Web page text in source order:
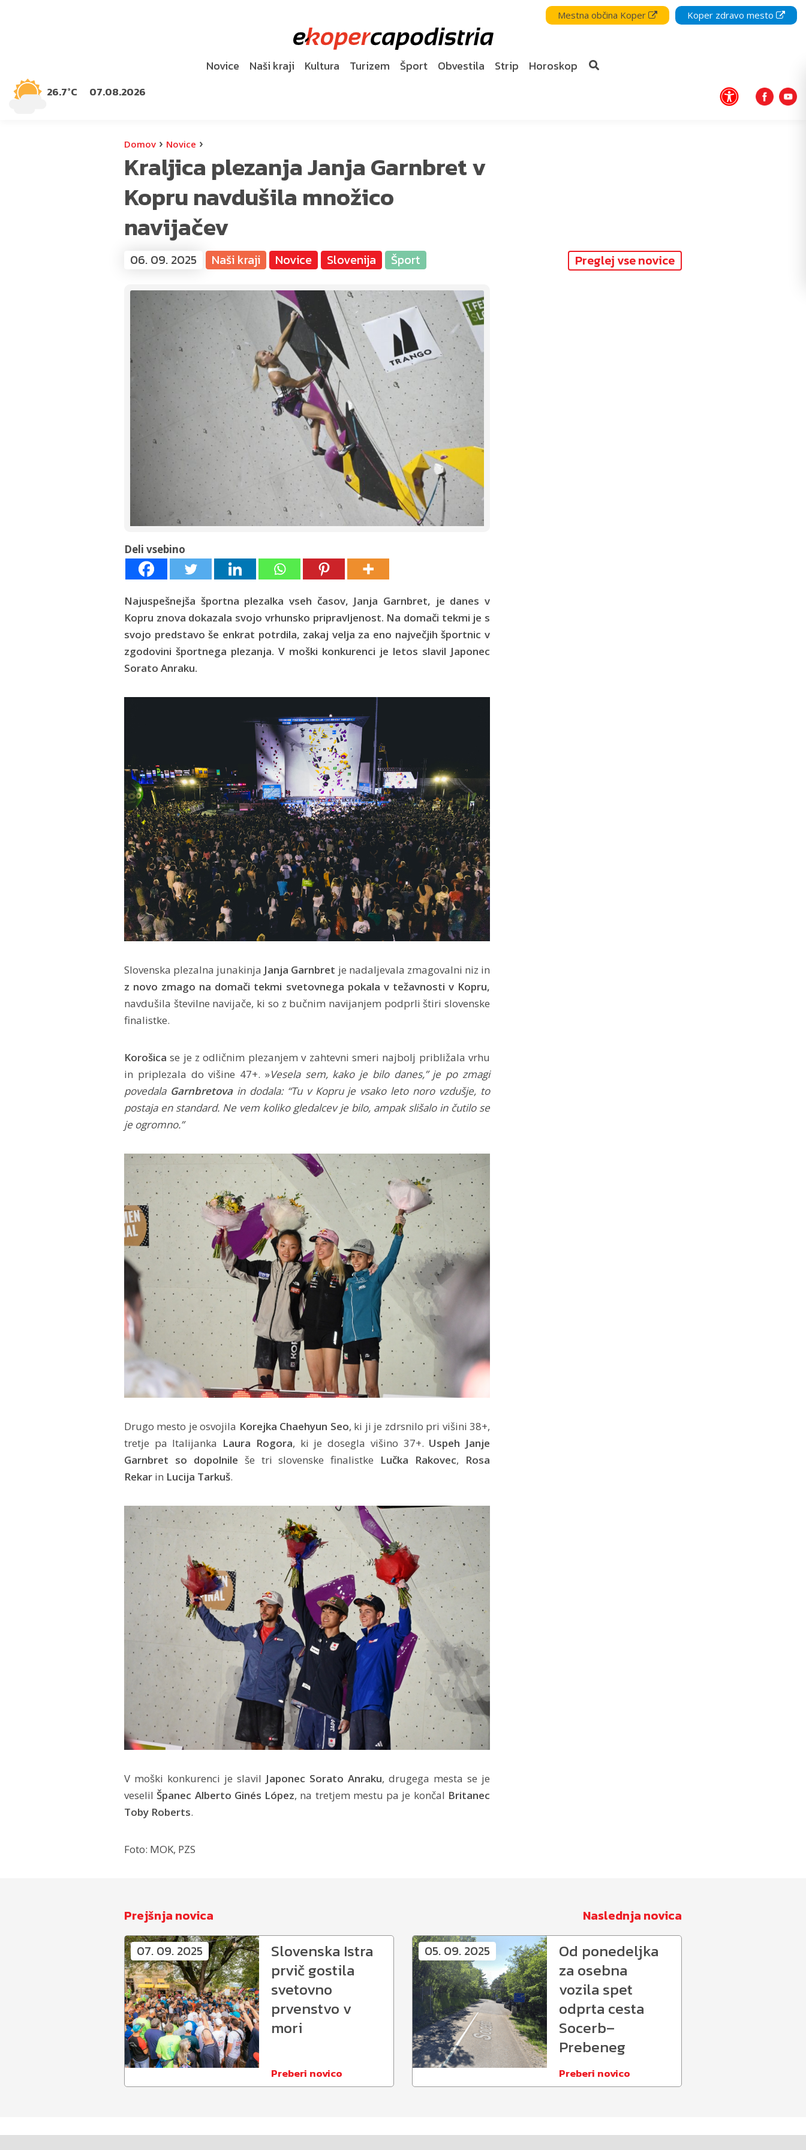
Mestna občina Koper Koper zdravo mesto
26.7°C 07.08.2026
Novice Naši kraji Kultura Turizem Šport Obvestila Strip Horoskop
Domov › Novice ›
Kraljica plezanja Janja Garnbret v
Kopru navdušila množico
navijačev
06. 09. 2025 Naši kraji Novice Slovenija Šport Preglej vse novice
Deli vsebino
Najuspešnejša športna plezalka vseh časov, Janja Garnbret, je danes v
Kopru znova dokazala svojo vrhunsko pripravljenost. Na domači tekmi je s
svojo predstavo še enkrat potrdila, zakaj velja za eno največjih športnic v
zgodovini športnega plezanja. V moški konkurenci je letos slavil Japonec
Sorato Anraku.
Slovenska plezalna junakinja Janja Garnbret je nadaljevala zmagovalni niz in
z novo zmago na domači tekmi svetovnega pokala v težavnosti v Kopru,
navdušila številne navijače, ki so z bučnim navijanjem podprli štiri slovenske
finalistke.
Korošica se je z odličnim plezanjem v zahtevni smeri najbolj približala vrhu
in priplezala do višine 47+. »Vesela sem, kako je bilo danes,” je po zmagi
povedala Garnbretova in dodala: “Tu v Kopru je vsako leto noro vzdušje, to
postaja en standard. Ne vem koliko gledalcev je bilo, ampak slišalo in čutilo se
je ogromno.”
Drugo mesto je osvojila Korejka Chaehyun Seo, ki ji je zdrsnilo pri višini 38+,
tretje pa Italijanka Laura Rogora, ki je dosegla višino 37+. Uspeh Janje
Garnbret so dopolnile še tri slovenske finalistke Lučka Rakovec, Rosa
Rekar in Lucija Tarkuš.
V moški konkurenci je slavil Japonec Sorato Anraku, drugega mesta se je
veselilŠpanec Alberto Ginés López, na tretjem mestu pa je končal Britanec
Toby Roberts.
Foto: MOK, PZS
Prejšnja novica
Naslednja novica
07. 09. 2025
Slovenska Istra
prvič gostila
svetovno
prvenstvo v
mori
Preberi novico
05. 09. 2025
Od ponedeljka
za osebna
vozila spet
odprta cesta
Socerb–
Prebeneg
Preberi novico